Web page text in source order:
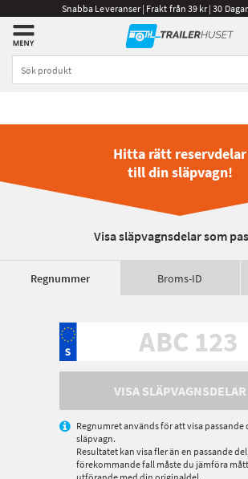
Snabba Leveranser | Frakt från 39 kr | 30
Hitta rätt reservdelar
till din släpvagn!
Visa släpvagnsdelar som
Regnummer Broms-ID
VISA SLÄPVAGNSDELAR
Regnumret används för att visa passande
släpvagn.
Resultatet kan visa fler än en passande
förekommande fall måste du jämföra